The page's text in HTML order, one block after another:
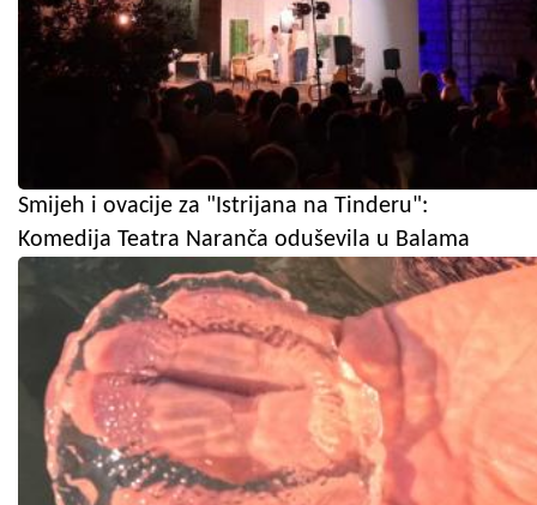
Smijeh i ovacije za "Istrijana na Tinderu":
Komedija Teatra Naranča oduševila u Balama